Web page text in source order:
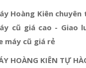
Hoàng Kiên chuyên
cũ giá cao - Giao
máy cũ giá rẻ
HOÀNG KIÊN TỰ